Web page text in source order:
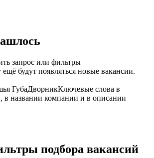
запрос или фильтры
будут появляться новые вакансии.
ГубаДворникКлючевые слова в
в названии компании и в описании
подбора вакансий